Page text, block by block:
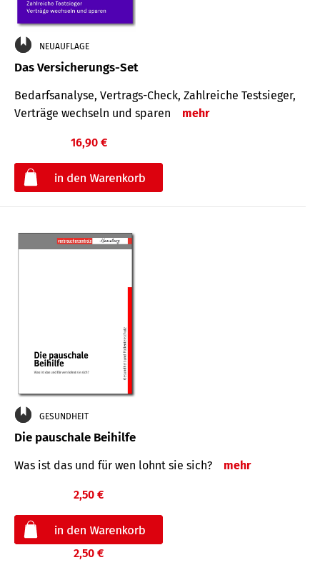
NEUAUFLAGE
Das Versicherungs-Set
Bedarfsanalyse, Vertrags-Check, Zahlreiche Testsieger,
Verträge wechseln und sparen
mehr
16,90 €
GESUNDHEIT
Die pauschale Beihilfe
Was ist das und für wen lohnt sie sich? mehr
2,50 €
2,50 €